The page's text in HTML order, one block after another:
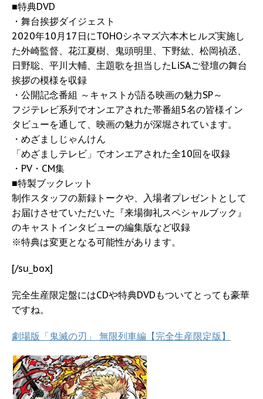
■特典DVD
・舞台挨拶ダイジェスト
2020年10月17日にTOHOシネマズ六本木ヒルズ実施し
た外崎監督、花江夏樹、鬼頭明里、下野紘、松岡禎丞、
日野聡、平川大輔、主題歌を担当したLiSAご登壇の舞台
挨拶の模様を収録
・公開記念番組 ～キャストが語る映画の魅力SP～
フジテレビ系列でオンエアされた帯番組5名の皆様イン
タビューを通して、映画の魅力が深堀されています。
・めざましじゃんけん
「めざましテレビ」でオンエアされた全10回を収録
・PV・CM集
■特製ブックレット
制作スタッフの新録トークや、入場者プレゼントとして
お届けさせていただいた『来場御礼スペシャルブック』
のキャストインタビューの編集版など収録
※特典は変更となる可能性があります。
[/su_box]
完全生産限定盤にはCDや特典DVDもついてとっても豪華
ですね。
劇場版「鬼滅の刃」 無限列車編【完全生産限定版】